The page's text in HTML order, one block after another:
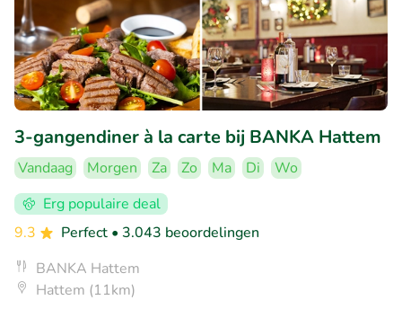
3-gangendiner à la carte bij BANKA Hattem
Vandaag Morgen Za Zo Ma Di
Wo
Erg populaire deal
9.3
Perfect • 3.043 beoordelingen
BANKA Hattem
Hattem (11km)